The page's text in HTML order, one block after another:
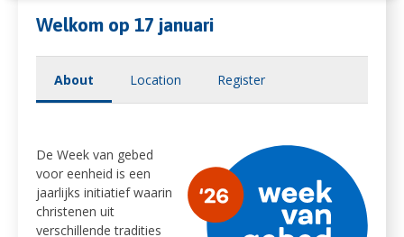
Welkom op 17 januari
About Location Register
De Week van gebed
voor eenheid is een
jaarlijks initiatief waarin
christenen uit
verschillende tradities